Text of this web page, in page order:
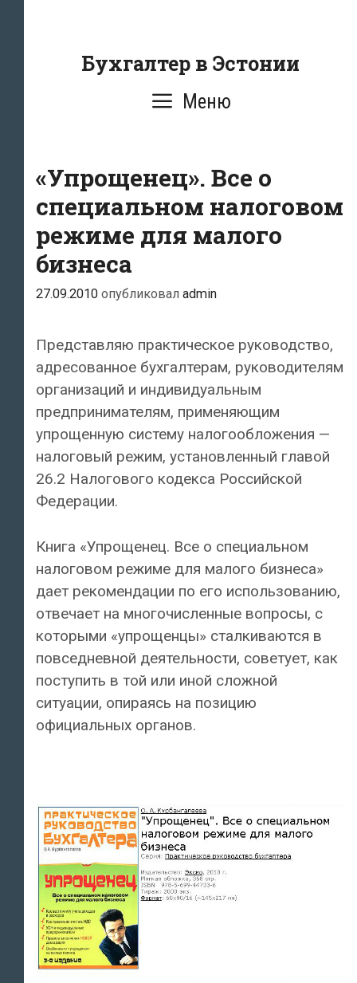
содержаниюБухгалтер в Эстонии
Меню
«Упрощенец». Все о
специальном налоговом
режиме для малого
бизнеса
27.09.2010 опубликовал admin
Представляю практическое руководство,
адресованное бухгалтерам, руководителям
организаций и индивидуальным
предпринимателям, применяющим
упрощенную систему налогообложения —
налоговый режим, установленный главой
26.2 Налогового кодекса Российской
Федерации.
Книга «Упрощенец. Все о специальном
налоговом режиме для малого бизнеса»
дает рекомендации по его использованию,
отвечает на многочисленные вопросы, с
которыми «упрощенцы» сталкиваются в
повседневной деятельности, советует, как
поступить в той или иной сложной
ситуации, опираясь на позицию
официальных органов.